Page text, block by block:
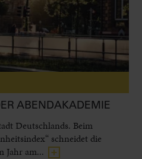
ABENDAKADEMIE
Deutschlands. Beim
schneidet die
Jahr am...